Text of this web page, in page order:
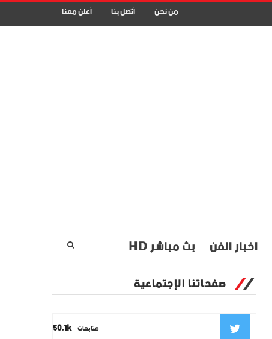
من نحن أتصل بنا أعلن معنا
اخبار الفن بث مباشر HD
صفحاتنا الإجتماعية
50.1k متابعات